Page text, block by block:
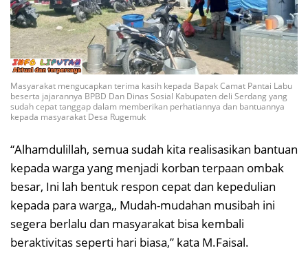
Masyarakat mengucapkan terima kasih kepada Bapak Camat Pantai Labu
beserta jajarannya BPBD Dan Dinas Sosial Kabupaten deli Serdang yang
sudah cepat tanggap dalam memberikan perhatiannya dan bantuannya
kepada masyarakat Desa Rugemuk
“Alhamdulillah, semua sudah kita realisasikan bantuan
kepada warga yang menjadi korban terpaan ombak
besar, Ini lah bentuk respon cepat dan kepedulian
kepada para warga,, Mudah-mudahan musibah ini
segera berlalu dan masyarakat bisa kembali
beraktivitas seperti hari biasa,” kata M.Faisal.